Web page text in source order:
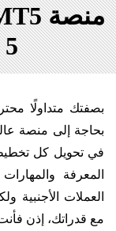
بصفتك متداولًا
بحاجة إلى منصة
في تحويل كل
المعرفة
العملات الأجنبية
مع قدراتك، إذن